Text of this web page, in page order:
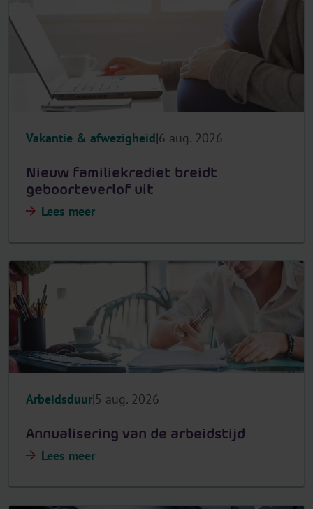
Vakantie & afwezigheid 6 aug. 2026
Nieuw familiekrediet breidt
geboorteverlof uit
Lees meer
Arbeidsduur 5 aug. 2026
Annualisering van de arbeidstijd
Lees meer